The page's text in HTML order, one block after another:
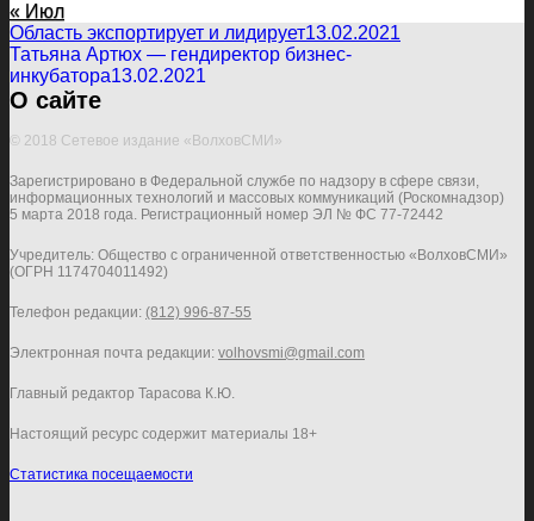
« Июл
Область экспортирует и лидирует13.02.2021
Татьяна Артюх — гендиректор бизнес-
инкубатора13.02.2021
О сайте
© 2018 Сетевое издание «ВолховСМИ»
Зарегистрировано в Федеральной службе по надзору в сфере связи,
информационных технологий и массовых коммуникаций (Роскомнадзор)
5 марта 2018 года. Регистрационный номер ЭЛ № ФС 77-72442
Учредитель: Общество с ограниченной ответственностью «ВолховСМИ»
(ОГРН 1174704011492)
Телефон редакции: (812) 996-87-55
Электронная почта редакции: volhovsmi@gmail.com
Главный редактор Тарасова К.Ю.
Настоящий ресурс содержит материалы 18+
Статистика посещаемости